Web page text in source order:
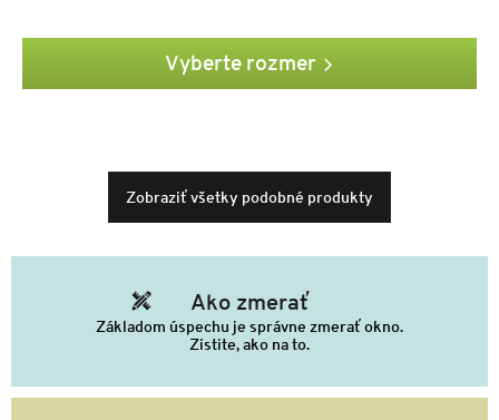
Vyberte rozmer
Zobraziť všetky podobné produkty
Ako zmerať
Základom úspechu je správne zmerať okno.
Zistite, ako na to.